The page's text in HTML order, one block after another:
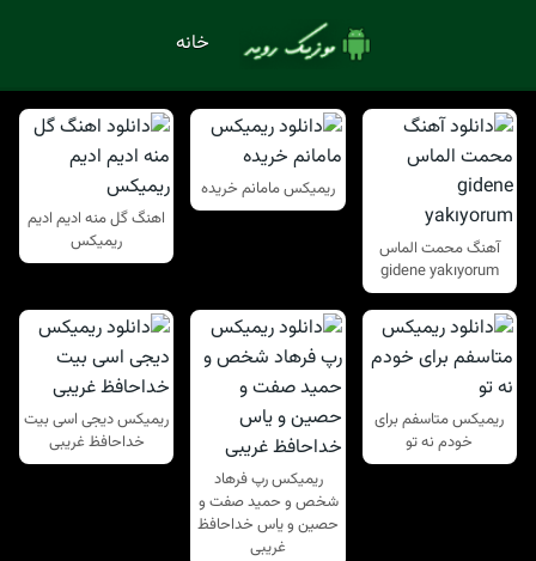
خانه
آهنگ محمت الماس
gidene yakıyorum
ریمیکس مامانم خریده
اهنگ گل منه ادیم ادیم
ریمیکس
ریمیکس متاسفم برای
خودم نه تو
ریمیکس رپ فرهاد
شخص و حمید صفت و
حصین و یاس خداحافظ
غریبی
ریمیکس دیجی اسی بیت
خداحافظ غریبی